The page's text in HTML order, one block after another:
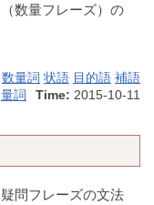
数量フレーズ）の
数量詞 状語 目的語 補語
量詞 Time: 2015-10-11
問フレーズの文法